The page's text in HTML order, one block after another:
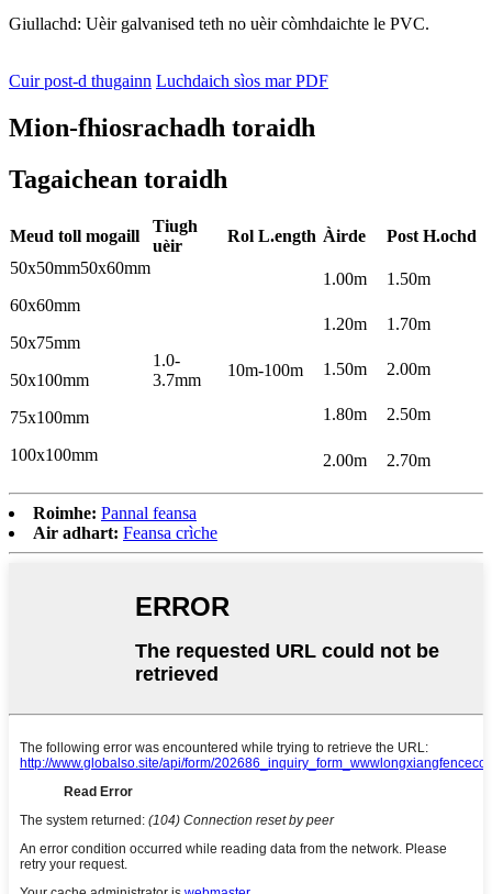
Giullachd: Uèir galvanised teth no uèir còmhdaichte le PVC.
Cuir post-d thugainn Luchdaich sìos mar PDF
Mion-fhiosrachadh toraidh
Tagaichean toraidh
Meud toll mogaill
Tiugh
uèir
Rol L.ength Àirde PostH.ochd
50x50mm50x60mm
60x60mm
50x75mm
50x100mm
75x100mm
100x100mm
1.0-
3.7mm
10m-100m
1.00m 1.50m
1.20m 1.70m
1.50m 2.00m
1.80m 2.50m
2.00m 2.70m
Roimhe: Pannal feansa
Air adhart: Feansa crìche